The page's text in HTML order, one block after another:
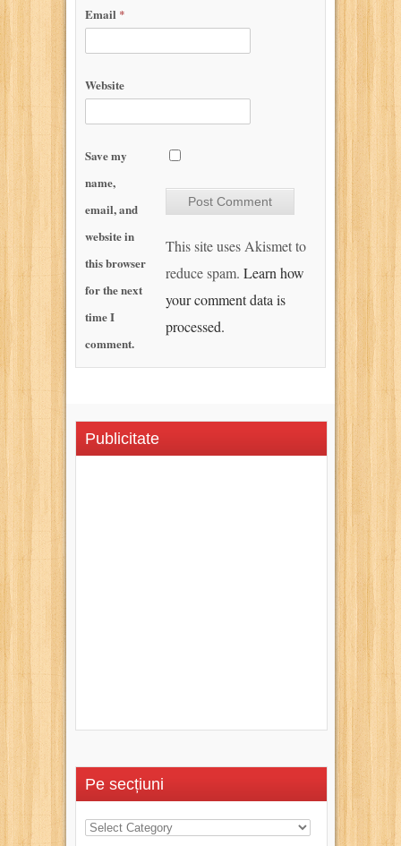
Email *
Website
Save my
name,
email, and
website in
this browser
for the next
time I
comment.
This site uses Akismet to
reduce spam. Learn how
your comment data is
processed.
Publicitate
Pe secțiuni